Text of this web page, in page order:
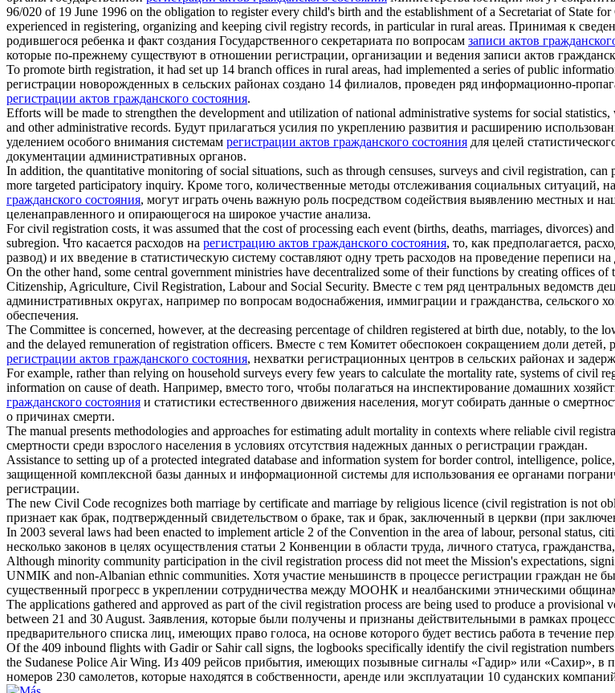
96/020 of 19 June 1996 on the obligation to register every child's birth and the establishment of a Secretariat of State for
experienced in registering, organizing and keeping civil registry records, in particular in rural areas. Принимая к
родившегося ребенка и факт создания Государственного секретариата по вопросам записи актов
которые по-прежнему существуют в отношении регистрации, организации и ведения записи актов
To promote birth registration, it had set up 14 branch offices in rural areas, had implemented a series of public
регистрации новорожденных в сельских районах создано 14 филиалов, проведен ряд информационно-
регистрации актов гражданского состояния.
Efforts will be made to strengthen the development and utilization of national administrative systems for social
and other administrative records. Будут прилагаться усилия по укреплению развития и расширению
уделением особого внимания системам регистрации актов гражданского состояния для целей
документации административных органов.
In addition, the quantitative monitoring of social situations, such as through censuses, surveys and civil registration, can
more targeted participatory inquiry. Кроме того, количественные методы отслеживания социальных ситуаций,
гражданского состояния, могут играть очень важную роль посредством содействия выявлению местных и
целенаправленного и опирающегося на широкое участие анализа.
Forcivil registration costs, it was assumed that the cost of processing each event (births, deaths, marriages, divorces)
subregion. Что касается расходов на регистрацию актов гражданского состояния, то, как предполагается,
развод) и их введение в статистическую систему составляют одну треть расходов на проведение переписи
On the other hand, some central government ministries have decentralized some of their functions by creating offices
Citizenship, Agriculture, Civil Registration, Labour and Social Security. Вместе с тем ряд центральных ведомств
административных округах, например по вопросам водоснабжения, иммиграции и гражданства, сельского
обеспечения.
The Committee is concerned, however, at the decreasing percentage of children registered at birth due, notably, to the
and the delayed remuneration of registration officers. Вместе с тем Комитет обеспокоен сокращением доли
регистрации актов гражданского состояния, нехватки регистрационных центров в сельских районах и
For example, rather than relying on household surveys every few years to calculate the mortality rate, systems ofcivil
information on cause of death. Например, вместо того, чтобы полагаться на инспектирование домашних
гражданского состояния и статистики естественного движения населения, могут собирать данные о
о причинах смерти.
The manual presents methodologies and approaches for estimating adult mortality in contexts where reliable civil
смертности среди взрослого населения в условиях отсутствия надежных данных о регистрации граждан.
Assistance to setting up of a protected integrated database and information system for border control, intelligence,
защищенной комплексной базы данных и информационной системы для использования ее органами
регистрации.
The new Civil Code recognizes both marriage by certificate and marriage by religious licence (civil registration is not
признает как брак, подтвержденный свидетельством о браке, так и брак, заключенный в церкви (при
In 2003 several laws had been enacted to implement article 2 of the Convention in the area of labour, personal status,
несколько законов в целях осуществления статьи 2 Конвенции в области труда, личного статуса,
Although minority community participation in the civil registration process did not meet the Mission's expectations,
UNMIK and non-Albanian ethnic communities. Хотя участие меньшинств в процессе регистрации граждан не
существенный прогресс в укреплении сотрудничества между МООНК и неалбанскими этническими
The applications gathered and approved as part of the civil registration process are being used to produce a provisional
between 21 and 30 August. Заявления, которые были получены и признаны действительными в рамках
предварительного списка лиц, имеющих право голоса, на основе которого будет вестись работа в течение
Of the 409 inbound flights with Gadir or Sahir call signs, the logbooks specifically identify the civil registration
the Sudanese Police Air Wing. Из 409 рейсов прибытия, имеющих позывные сигналы «Гадир» или «Сахир», в
номеров 230 самолетов, которые находятся в собственности, аренде или эксплуатации 10 суданских